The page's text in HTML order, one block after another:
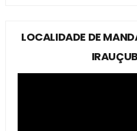
LOCALIDADE DE